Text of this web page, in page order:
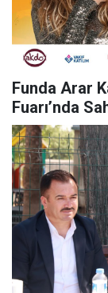
Funda Arar
Fuarı’nda